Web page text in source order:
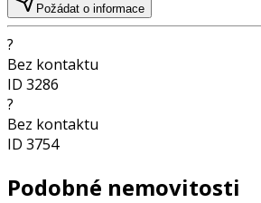
Požádat o informace
?
Bez kontaktu
ID 3286
?
Bez kontaktu
ID 3754
Podobné nemovitosti